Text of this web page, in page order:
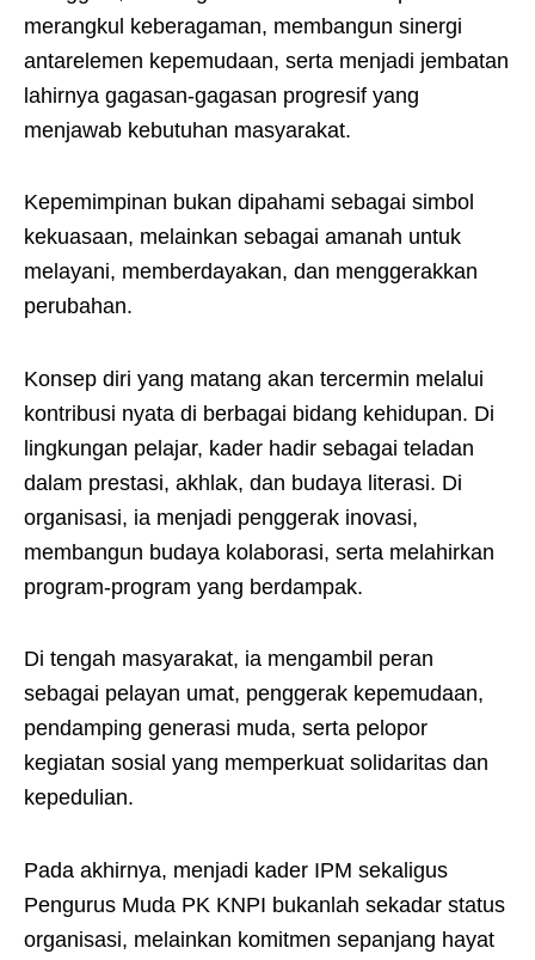
merangkul keberagaman, membangun sinergi
antarelemen kepemudaan, serta menjadi jembatan
lahirnya gagasan-gagasan progresif yang
menjawab kebutuhan masyarakat.
Kepemimpinan bukan dipahami sebagai simbol
kekuasaan, melainkan sebagai amanah untuk
melayani, memberdayakan, dan menggerakkan
perubahan.
Konsep diri yang matang akan tercermin melalui
kontribusi nyata di berbagai bidang kehidupan. Di
lingkungan pelajar, kader hadir sebagai teladan
dalam prestasi, akhlak, dan budaya literasi. Di
organisasi, ia menjadi penggerak inovasi,
membangun budaya kolaborasi, serta melahirkan
program-program yang berdampak.
Di tengah masyarakat, ia mengambil peran
sebagai pelayan umat, penggerak kepemudaan,
pendamping generasi muda, serta pelopor
kegiatan sosial yang memperkuat solidaritas dan
kepedulian.
Pada akhirnya, menjadi kader IPM sekaligus
Pengurus Muda PK KNPI bukanlah sekadar status
organisasi, melainkan komitmen sepanjang hayat